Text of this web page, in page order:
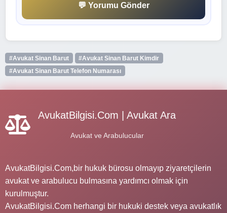
💬 Yorumu Gönder
#Avukat Sinan Barut
#Avukat Sinan Barut Kimdir
#Avukat Sinan Barut Telefon Numarası
AvukatBilgisi.Com | Avukat Ara
Avukat ve Arabulucular
AvukatBilgisi.Com,bir hukuk bürosu olmayıp ziyaretçilerin
avukat ve arabulucu bulmasına yardımcı olmak için
kurulmuştur.
AvukatBilgisi.Com herhangi bir hukuki destek veya avukatlık